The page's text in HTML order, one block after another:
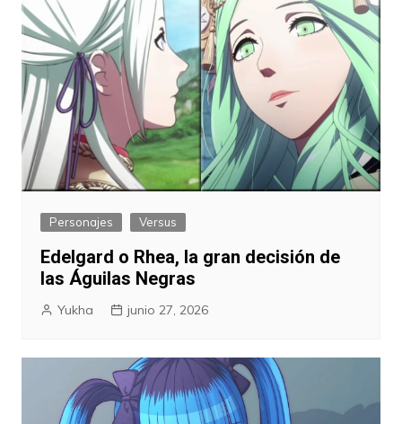
Personajes Versus
Edelgard o Rhea, la gran decisión de
las Águilas Negras
Yukha junio 27, 2026